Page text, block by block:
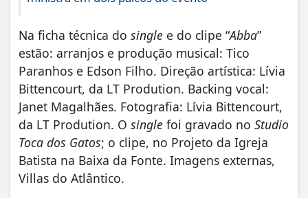
Na ficha técnica do single e do clipe “Abba”
estão: arranjos e produção musical: Tico
Paranhos e Edson Filho. Direção artística: Lívia
Bittencourt, da LT Prodution. Backing vocal:
Janet Magalhães. Fotografia: Lívia Bittencourt,
da LT Prodution. O single foi gravado no Studio
Toca dos Gatos; o clipe, no Projeto da Igreja
Batista na Baixa da Fonte. Imagens externas,
Villas do Atlântico.